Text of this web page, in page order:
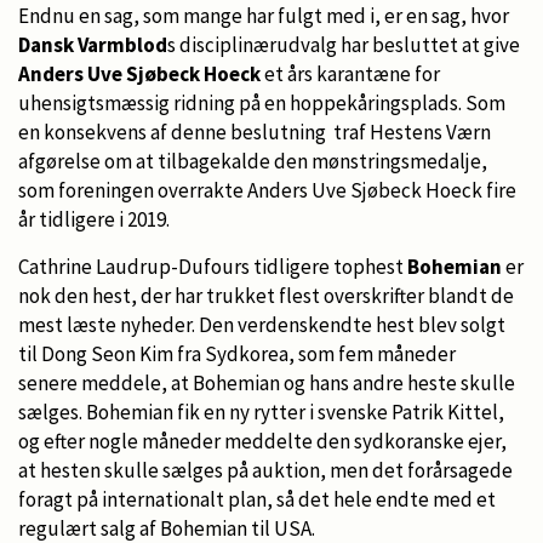
Endnu en sag, som mange har fulgt med i, er en sag, hvor
Dansk Varmblods disciplinærudvalg har besluttet at give
Anders Uve Sjøbeck Hoecket års karantæne for
uhensigtsmæssig ridning på en hoppekåringsplads. Som
en konsekvens af denne beslutning traf Hestens Værn
afgørelse om at tilbagekalde den mønstringsmedalje,
som foreningen overrakte Anders Uve Sjøbeck Hoeck fire
år tidligere i 2019.
Cathrine Laudrup-Dufours tidligere tophestBohemianer
nok den hest, der har trukket flest overskrifter blandt de
mest læste nyheder. Den verdenskendte hest blev solgt
til Dong Seon Kim fra Sydkorea, som fem måneder
senere meddele, at Bohemian og hans andre heste skulle
sælges. Bohemian fik en ny rytter i svenske Patrik Kittel,
og efter nogle måneder meddelte den sydkoranske ejer,
at hesten skulle sælges på auktion, men det forårsagede
foragt på internationalt plan, så det hele endte med et
regulært salg af Bohemian til USA.